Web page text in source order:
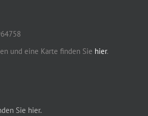
und eine Karte finden Sie hier.
Sie hier.